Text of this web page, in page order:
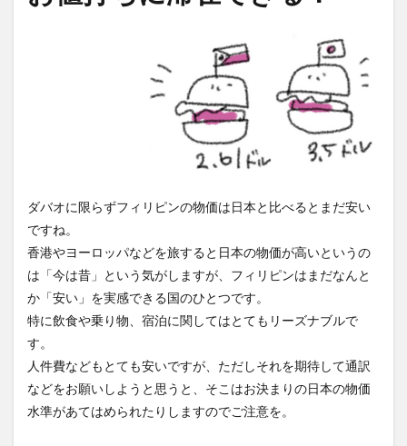
ダバオに限らずフィリピンの物価は日本と比べるとまだ安い
ですね。
香港やヨーロッパなどを旅すると日本の物価が高いというの
は「今は昔」という気がしますが、フィリピンはまだなんと
か「安い」を実感できる国のひとつです。
特に飲食や乗り物、宿泊に関してはとてもリーズナブルで
す。
人件費などもとても安いですが、ただしそれを期待して通訳
などをお願いしようと思うと、そこはお決まりの日本の物価
水準があてはめられたりしますのでご注意を。